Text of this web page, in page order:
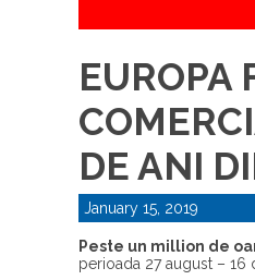
EUROPA
DE ANI
January 15, 2019
Peste un million de
perioada 27 august – 16